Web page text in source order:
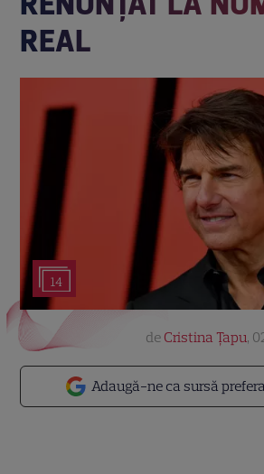
REAL
14
Adaugă-ne ca sursă
de Cristina Țapu,